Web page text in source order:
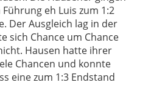
eh Luis zum 1:2
Der Ausgleich lag in der
sich Chance um Chance
Hausen hatte ihrer
Chancen und konnte
eine zum 1:3 Endstand